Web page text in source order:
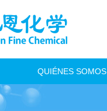
QUIÉNES SOMOS